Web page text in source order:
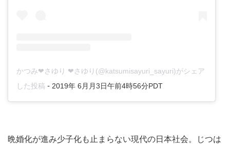
かつみ❤さゆり ❤さゆり(@katsumisayuri_sayuri)がシェア
した投稿 - 2019年 6月月3日午前4時56分PDT
晩婚化が進み少子化も止まらない現代の日本社会。じつは